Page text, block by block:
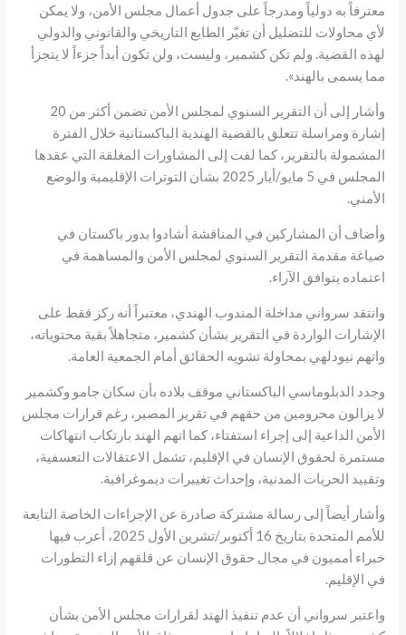
معترفاً به دولياً ومدرجاً على جدول أعمال مجلس الأمن، ولا يمكن
لأي محاولات للتضليل أن تغيّر الطابع التاريخي والقانوني والدولي
لهذه القضية. ولم تكن كشمير، وليست، ولن تكون أبداً جزءاً لا يتجزأ
مما يسمى بالهند».
وأشار إلى أن التقرير السنوي لمجلس الأمن تضمن أكثر من 20
إشارة ومراسلة تتعلق بالقضية الهندية الباكستانية خلال الفترة
المشمولة بالتقرير، كما لفت إلى المشاورات المغلقة التي عقدها
المجلس في 5 مايو/أيار 2025 بشأن التوترات الإقليمية والوضع
الأمني.
وأضاف أن المشاركين في المناقشة أشادوا بدور باكستان في
صياغة مقدمة التقرير السنوي لمجلس الأمن والمساهمة في
اعتماده بتوافق الآراء.
وانتقد سرواني مداخلة المندوب الهندي، معتبراً أنه ركز فقط على
الإشارات الواردة في التقرير بشأن كشمير، متجاهلاً بقية محتوياته،
واتهم نيودلهي بمحاولة تشويه الحقائق أمام الجمعية العامة.
وجدد الدبلوماسي الباكستاني موقف بلاده بأن سكان جامو وكشمير
لا يزالون محرومين من حقهم في تقرير المصير، رغم قرارات مجلس
الأمن الداعية إلى إجراء استفتاء، كما اتهم الهند بارتكاب انتهاكات
مستمرة لحقوق الإنسان في الإقليم، تشمل الاعتقالات التعسفية،
وتقييد الحريات المدنية، وإحداث تغييرات ديموغرافية.
وأشار أيضاً إلى رسالة مشتركة صادرة عن الإجراءات الخاصة التابعة
للأمم المتحدة بتاريخ 16 أكتوبر/تشرين الأول 2025، أعرب فيها
خبراء أمميون في مجال حقوق الإنسان عن قلقهم إزاء التطورات
في الإقليم.
واعتبر سرواني أن عدم تنفيذ الهند لقرارات مجلس الأمن بشأن